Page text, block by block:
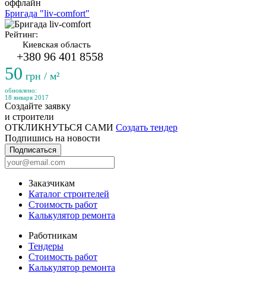
оффлайн
Бригада "liv-comfort"
Рейтинг:
Киевская область
+380 96 401 8558
50 грн / м²
обновлено:
18 января 2017
Создайте заявку
и строители
ОТКЛИКНУТЬСЯ САМИ Создать тендер
Подпишись на новости
Подписаться
Заказчикам
Каталог строителей
Стоимость работ
Калькулятор ремонта
Работникам
Тендеры
Стоимость работ
Калькулятор ремонта